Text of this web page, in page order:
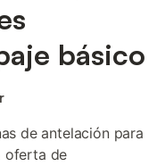
básico
de antelación para
oferta de